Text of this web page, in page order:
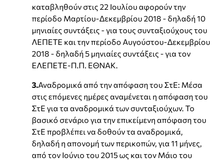
καταβληθούν στις 22 Ιουλίου αφορούν την
περίοδο Μαρτίου-Δεκεμβρίου 2018 - δηλαδή 10
μηνιαίες συντάξεις - για τους συνταξιούχους του
ΛΕΠΕΤΕ και την περίοδο Αυγούστου-Δεκεμβρίου
2018 - δηλαδή 5 μηνιαίες συντάξεις - για τον
ΕΛΕΠΕΤΕ-Π.Π. ΕΘΝΑΚ.
3.Αναδρομικά από την απόφαση του ΣτΕ: Μέσα
στις επόμενες ημέρες αναμένεται η απόφαση του
ΣτΕ για τα αναδρομικά των συνταξιούχων. Το
βασικό σενάριο για την επικείμενη απόφαση του
ΣτΕ προβλέπει να δοθούν τα αναδρομικά,
δηλαδή η απονομή των περικοπών, για 11 μήνες,
από τον Ιούνιο του 2015 ως και τον Μάιο του